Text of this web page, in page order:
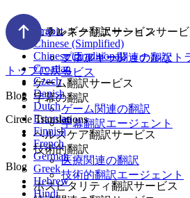
トランスクリエーションサー
プロフェッショナルなト
ービス
字幕の翻訳
字幕翻訳エージェント
技術的翻訳
技術的翻訳エージェント
エネルギー翻訳サービス
エネルギー関連の翻訳
ゲーム翻訳サービス
ゲーム関連の翻訳
ヘルスケア翻訳サービス
医療関連の翻訳
ホスピタリティ翻訳サービス
Arabic
Chinese (Simplified)
Chinese (Traditional)
Croatian
Czech
Danish
Dutch
Estonian
Finnish
French
German
Greek
Hebrew
Hindi
トップに戻る
Blog
Circle Translations
Blog